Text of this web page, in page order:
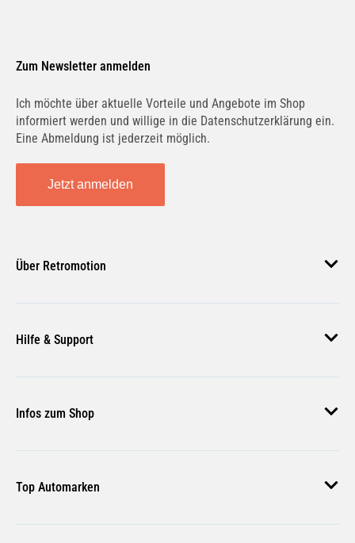
Zum Newsletter anmelden
Ich möchte über aktuelle Vorteile und Angebote im Shop
informiert werden und willige in die Datenschutzerklärung ein.
Eine Abmeldung ist jederzeit möglich.
Jetzt anmelden
Über Retromotion
Unsere Jobs
Magazin
Hilfe & Support
Zahlungsmethoden
Versand & Lieferung
Rückgabe & Erstattung
Infos zum Shop
Nutzungsbedingungen
Widerrufsbelehrung
Top Automarken